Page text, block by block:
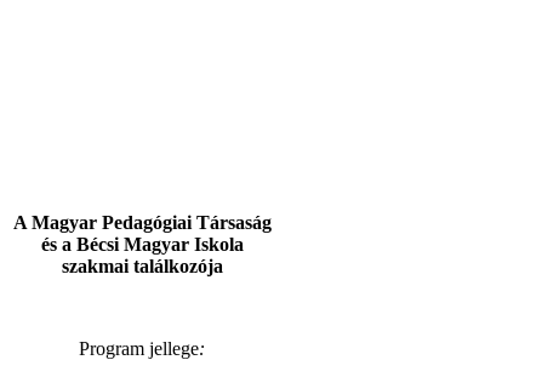
A Magyar Pedagógiai Társaság
és a Bécsi Magyar Iskola
szakmai találkozója
Program jellege: